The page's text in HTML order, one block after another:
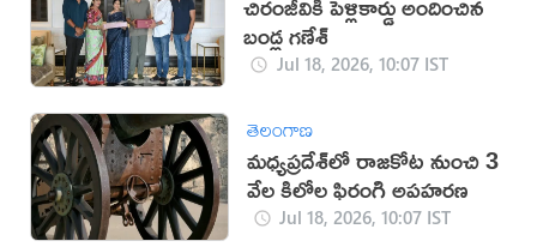
బండ్ల గణేశ్
Jul 18, 2026, 10:07 IST
తెలంగాణ
మధ్యప్రదేశ్‌లో రాజకోట నుంచి 3
వేల కిలోల ఫిరంగి అపహరణ
Jul 18, 2026, 10:07 IST